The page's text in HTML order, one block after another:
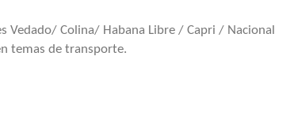
Vedado/ Colina/ Habana Libre / Capri / Nacional
temas de transporte.